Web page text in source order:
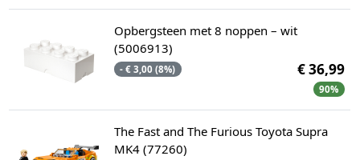
Opbergsteen met 8 noppen – wit
(5006913)
- € 3,00 (8%) € 36,99
90%
The Fast and The Furious Toyota Supra
MK4 (77260)